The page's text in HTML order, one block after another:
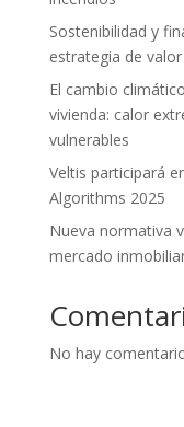
Sostenibilidad y
estrategia de valor
El cambio
vivienda: calor
vulnerables
Veltis participará
Algorithms 2025
Nueva normativa
mercado
No hay